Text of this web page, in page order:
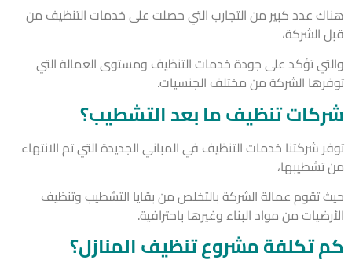
عدد كبير من التجارب التي حصلت على خدمات التنظيف من
الشركة،
تؤكد على جودة خدمات التنظيف ومستوى العمالة التي
الشركة من مختلف الجنسيات.
تنظيف ما بعد التشطيب؟
شركتنا خدمات التنظيف في المباني الجديدة التي تم الانتهاء
تقوم عمالة الشركة بالتخلص من بقايا التشطيب وتنظيف
من مواد البناء وغيرها باحترافية.
تكلفة مشروع تنظيف المنازل؟